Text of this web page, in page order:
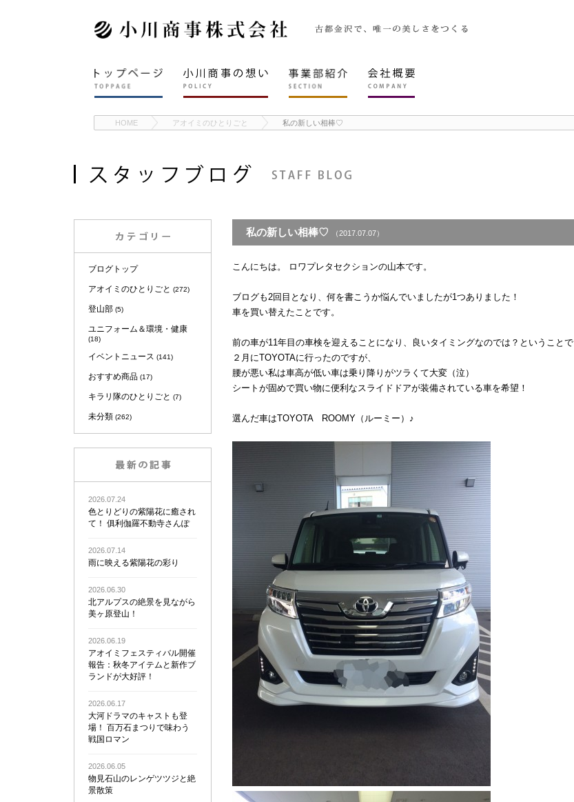
HOME アオイミのひとりごと 私の新しい相棒♡
ブログトップ
アオイミのひとりごと (272)
登山部 (5)
ユニフォーム＆環境・健康
(18)
イベントニュース (141)
おすすめ商品 (17)
キラリ隊のひとりごと (7)
未分類 (262)
2026.07.24
色とりどりの紫陽花に癒され
て！ 俱利伽羅不動寺さんぽ
2026.07.14
雨に映える紫陽花の彩り
2026.06.30
北アルプスの絶景を見ながら
美ヶ原登山！
2026.06.19
アオイミフェスティバル開催
報告：秋冬アイテムと新作ブ
ランドが大好評！
2026.06.17
大河ドラマのキャストも登
場！ 百万石まつりで味わう
戦国ロマン
2026.06.05
物見石山のレンゲツツジと絶
景散策
私の新しい相棒♡ （2017.07.07）
こんにちは。 ロワプレタセクションの山本です。
ブログも2回目となり、何を書こうか悩んでいましたが1つありました！
車を買い替えたことです。
前の車が11年目の車検を迎えることになり、良いタイミングなのでは？ということで
２月にTOYOTAに行ったのですが、
腰が悪い私は車高が低い車は乗り降りがツラくて大変（泣）
シートが固めで買い物に便利なスライドドアが装備されている車を希望！
選んだ車はTOYOTA ROOMY（ルーミー）♪